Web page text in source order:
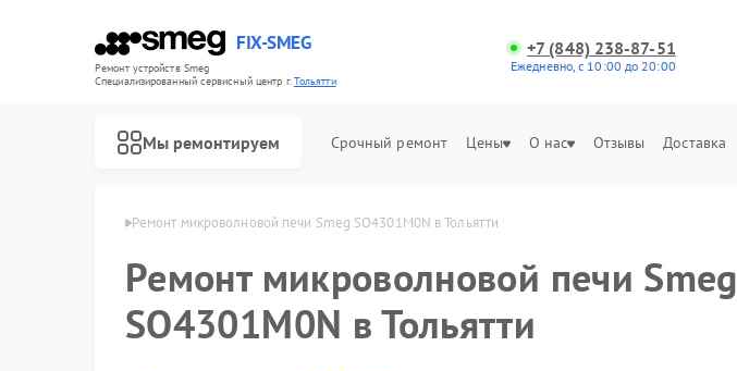
FIX-SMEG
Ремонт устройств Smeg
Специализированный cервисный центр г.Тольятти
+7 (848) 238-87-51
Ежедневно, с 10:00 до 20:00
Мы ремонтируем Срочный ремонт Цены О нас Отзывы Доставка
Ремонт микроволновой печи Smeg SO4301M0N в Тольятти
Ремонт микроволновой печи Smeg
SO4301M0N в Тольятти